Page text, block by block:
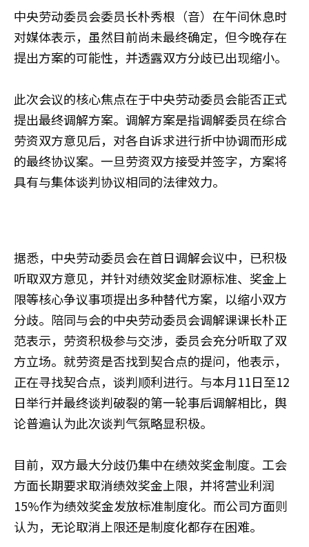
中央劳动委员会委员长朴秀根（音）在午间休息时
对媒体表示，虽然目前尚未最终确定，但今晚存在
提出方案的可能性，并透露双方分歧已出现缩小。
此次会议的核心焦点在于中央劳动委员会能否正式
提出最终调解方案。调解方案是指调解委员在综合
劳资双方意见后，对各自诉求进行折中协调而形成
的最终协议案。一旦劳资双方接受并签字，方案将
具有与集体谈判协议相同的法律效力。
据悉，中央劳动委员会在首日调解会议中，已积极
听取双方意见，并针对绩效奖金财源标准、奖金上
限等核心争议事项提出多种替代方案，以缩小双方
分歧。陪同与会的中央劳动委员会调解课课长朴正
范表示，劳资积极参与交涉，委员会充分听取了双
方立场。就劳资是否找到契合点的提问，他表示，
正在寻找契合点，谈判顺利进行。与本月11日至12
日举行并最终谈判破裂的第一轮事后调解相比，舆
论普遍认为此次谈判气氛略显积极。
目前，双方最大分歧仍集中在绩效奖金制度。工会
方面长期要求取消绩效奖金上限，并将营业利润
15%作为绩效奖金发放标准制度化。而公司方面则
认为，无论取消上限还是制度化都存在困难。